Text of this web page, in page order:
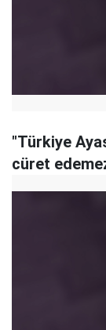
"Türkiye
cüret